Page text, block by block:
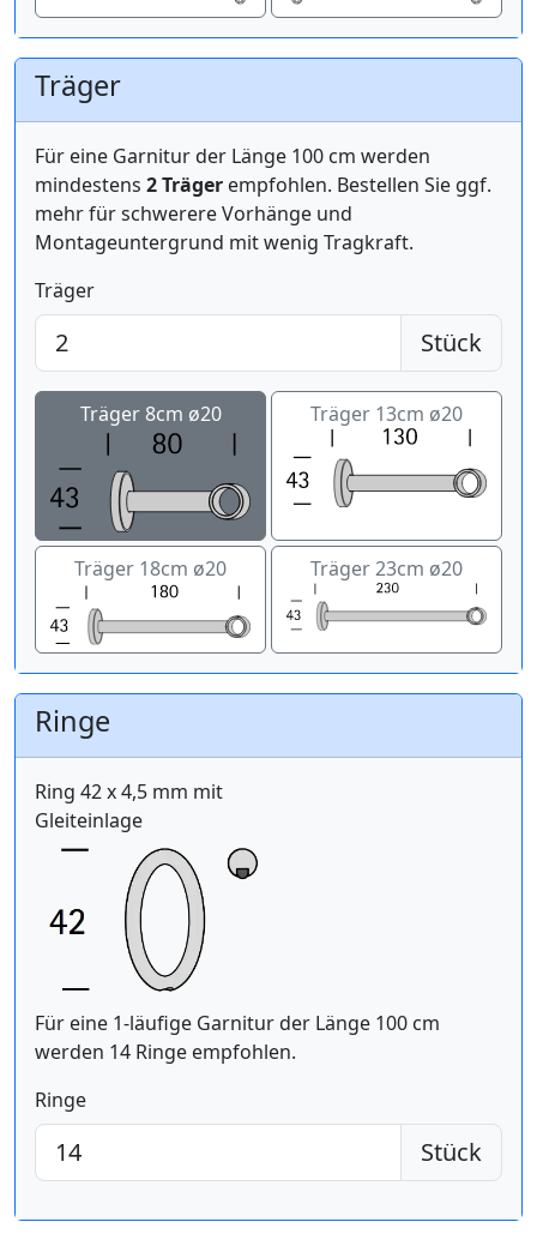
Träger
Für eine Garnitur der Länge 100 cm werden
mindestens 2 Träger empfohlen. Bestellen Sie ggf.
mehr für schwerere Vorhänge und
Montageuntergrund mit wenig Tragkraft.
Träger
Stück
Träger 8cm ø20 Träger 13cm ø20
Träger 18cm ø20 Träger 23cm ø20
Ringe
Ring 42 x 4,5 mm mit
Gleiteinlage
Für eine 1-läufige Garnitur der Länge 100 cm
werden 14 Ringe empfohlen.
Ringe
Stück